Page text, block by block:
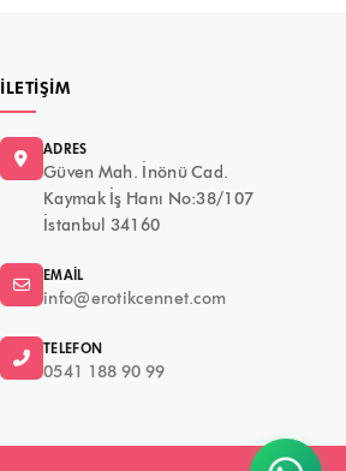
İLETIŞIM
ADRES
Güven Mah. İnönü Cad.
Kaymak İş Hanı No:38/107
İstanbul 34160
EMAIL
info@erotikcennet.com
TELEFON
0541 188 90 99